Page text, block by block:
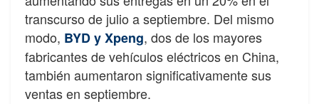
transcurso de julio a septiembre. Del mismo
modo, BYD y Xpeng, dos de los mayores
fabricantes de vehículos eléctricos en China,
también aumentaron significativamente sus
ventas en septiembre.